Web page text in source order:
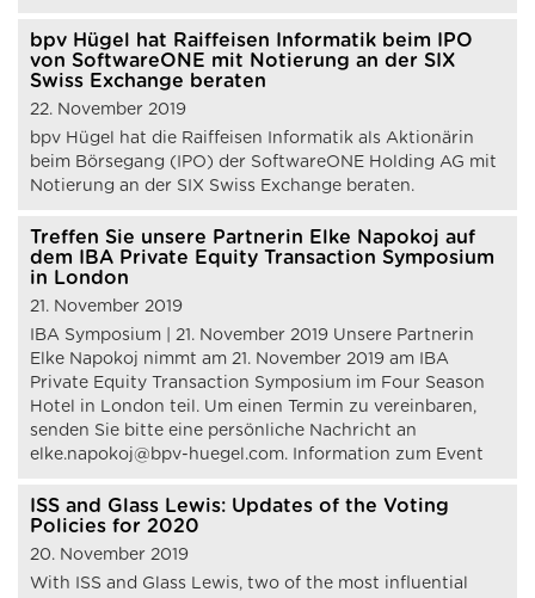
bpv Hügel hat Raiffeisen Informatik beim IPO
von SoftwareONE mit Notierung an der SIX
Swiss Exchange beraten
22. November 2019
bpv Hügel hat die Raiffeisen Informatik als Aktionärin
beim Börsegang (IPO) der SoftwareONE Holding AG mit
Notierung an der SIX Swiss Exchange beraten.
Treffen Sie unsere Partnerin Elke Napokoj auf
dem IBA Private Equity Transaction Symposium
in London
21. November 2019
IBA Symposium | 21. November 2019 Unsere Partnerin
Elke Napokoj nimmt am 21. November 2019 am IBA
Private Equity Transaction Symposium im Four Season
Hotel in London teil. Um einen Termin zu vereinbaren,
senden Sie bitte eine persönliche Nachricht an
elke.napokoj@bpv-huegel.com. Information zum Event
ISS and Glass Lewis: Updates of the Voting
Policies for 2020
20. November 2019
With ISS and Glass Lewis, two of the most influential